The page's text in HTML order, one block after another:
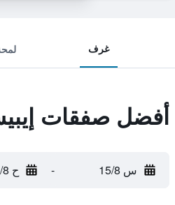
غرف
أفضل صفقات
س 15/8 - ح 16/8